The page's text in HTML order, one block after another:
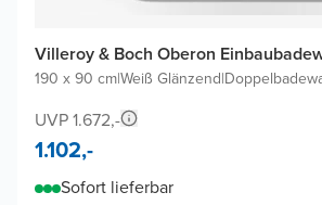
Villeroy & Boch Oberon
190 x 90 cm|Weiß Glänzend|
UVP 1.672,-
1.102,-
Sofort lieferbar